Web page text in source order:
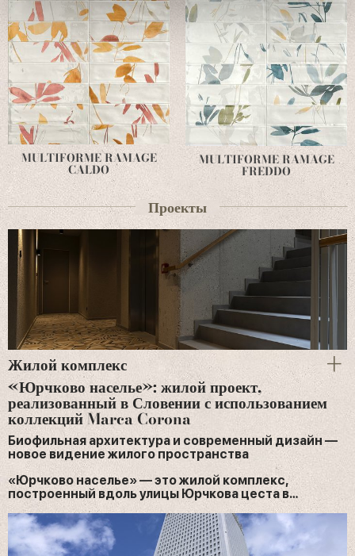
We use cookies to personalise content and ads, to
provide social media features and to analyse our traffic.
We also share information about your use of our site with
our social media, advertising and analytics partners who
may combine it with other information that you’ve
provided to them or that they’ve collected from your use
of their services.
MULTIFORME RAMAGE
CALDO
MULTIFORME RAMAGE
FREDDO
Проекты
Жилой комплекс
«Юрчково населье»: жилой проект,
реализованный в Словении с использованием
коллекций Marca Corona
Биофильная архитектура и современный дизайн —
новое видение жилого пространства
«Юрчково населье» — это жилой комплекс,
построенный вдоль улицы Юрчкова цеста в…